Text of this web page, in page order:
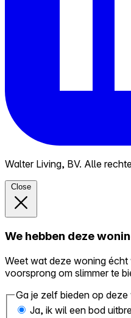
Walter Living, BV. Alle
Close
We hebben deze
Weet wat deze woning écht
voorsprong om slimmer te
Ga je zelf bieden op deze
Ja, ik wil een bod